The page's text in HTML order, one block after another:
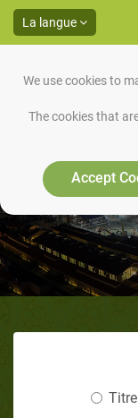
We use cookies to
The cookies that
Accept
La langue
Titre